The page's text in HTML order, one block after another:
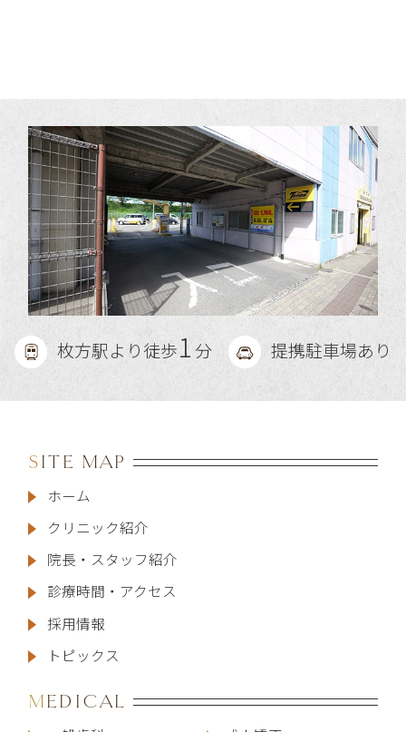
枚方駅より徒歩1分 提携駐車場あり
SITE MAP
ホーム
クリニック紹介
院長・スタッフ紹介
診療時間・アクセス
採用情報
トピックス
MEDICAL